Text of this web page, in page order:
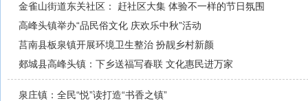
金雀山街道东关社区： 赶社区大集 体验不一样的节日氛围
高峰头镇举办“品民俗文化 庆欢乐中秋”活动
莒南县板泉镇开展环境卫生整治 扮靓乡村新颜
郯城县高峰头镇：下乡送福写春联 文化惠民进万家
泉庄镇：全民“悦”读打造“书香之镇”